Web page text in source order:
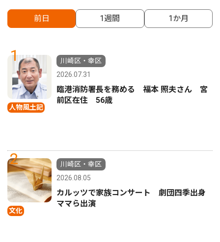
前日 1週間 1か月
1
人物風土記
川崎区・幸区
2026.07.31
臨港消防署長を務める 福本 照夫さん 宮
前区在住 56歳
2
文化
川崎区・幸区
2026.08.05
カルッツで家族コンサート 劇団四季出身
ママら出演